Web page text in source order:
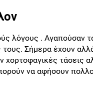
λόγους . Αγαπούσαν
Σήμερα έχουν
τάσεις
να αφήσουν